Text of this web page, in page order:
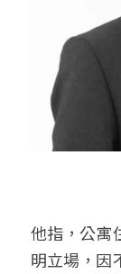
他指，公寓
明立場，因